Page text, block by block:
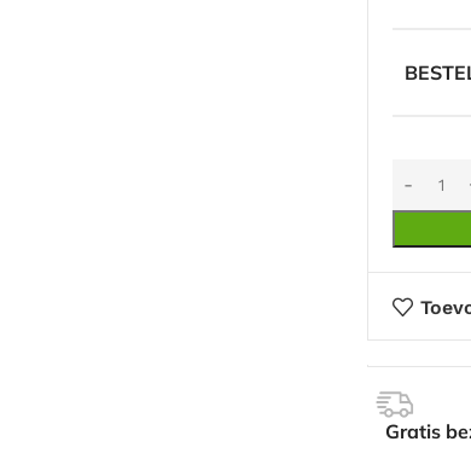
Gratis